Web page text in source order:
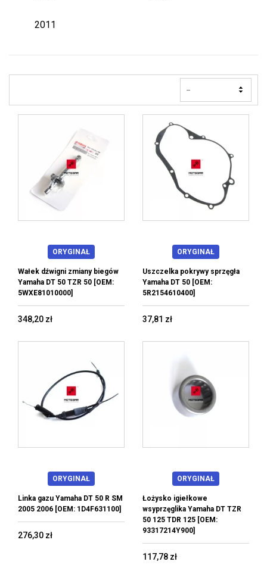
2011
--
ORYGINAŁ
Wałek dźwigni zmiany biegów
Yamaha DT 50 TZR 50 [OEM:
5WXE81010000]
348,20 zł
ORYGINAŁ
Uszczelka pokrywy sprzęgła
Yamaha DT 50 [OEM:
5R2154610400]
37,81 zł
ORYGINAŁ
Linka gazu Yamaha DT 50 R SM
2005 2006 [OEM: 1D4F631100]
276,30 zł
ORYGINAŁ
Łożysko igiełkowe
wsyprzęglika Yamaha DT TZR
50 125 TDR 125 [OEM:
93317214Y900]
117,78 zł